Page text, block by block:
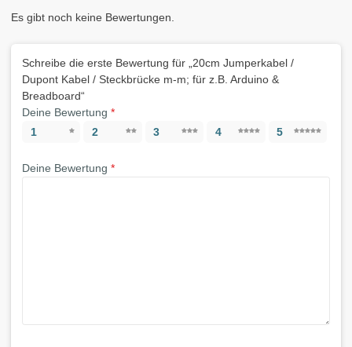
Es gibt noch keine Bewertungen.
Schreibe die erste Bewertung für „20cm Jumperkabel /
Dupont Kabel / Steckbrücke m-m; für z.B. Arduino &
Breadboard“
Deine Bewertung *
1
2 3 4 5
Deine Bewertung *